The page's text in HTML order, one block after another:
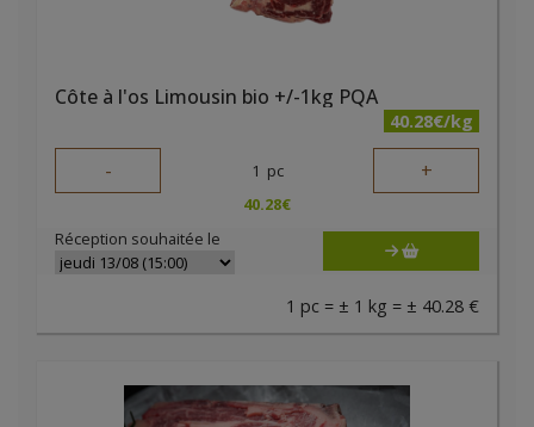
Côte à l'os Limousin bio +/-1kg PQA
40.28€/kg
- 1 pc +
40.28€
Réception souhaitée le
1 pc = ± 1 kg = ± 40.28 €